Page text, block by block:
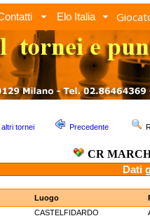
Elo Italia
tornei Precedente
CR
Dati
Luogo
CASTELFIDARDO